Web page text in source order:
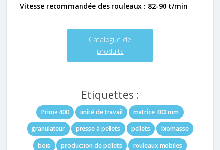
Vitesse recommandée des rouleaux : 82-90 t/min
Catalogue de
produits
Etiquettes :
Prime 400 unité de travail
matrice 400 mm
granulateur
presse à pellets pellets
biomasse
bois
production de pellets
rouleaux mobiles